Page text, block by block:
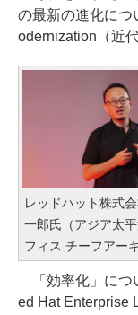
の最新の進化につ
odernization（近
レッドハット株式
一郎氏（アジア太
フィス チーフアー
「効率化」につ
ed Hat Enterprise